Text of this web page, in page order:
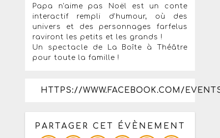
Papa n'aime pas Noël est un conte
interactif rempli d'humour, où des
univers et des personnages farfelus
raviront les petits et les grands !
Un spectacle de La Boîte à Théâtre
pour toute la famille !
HTTPS://WWW.FACEBOOK.COM/
PARTAGER CET ÉVÈNEMENT